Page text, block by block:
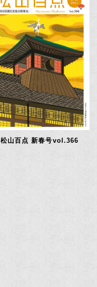
松山百点 新春号vol.366